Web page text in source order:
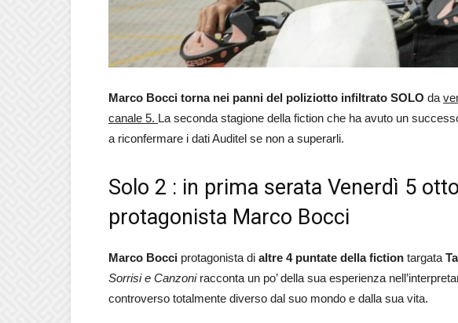
Marco Bocci torna nei panni del poliziotto infiltrato SOLO da
canale 5. La seconda stagione della fiction che ha avuto un
a riconfermare i dati Auditel se non a superarli.
Solo 2 : in prima serata Venerdì 5
protagonista Marco Bocci
Marco Bocci protagonista di altre 4 puntate della fiction targata
Sorrisi e Canzoniracconta un po’ della sua esperienza
controverso totalmente diverso dal suo mondo e dalla sua vita.